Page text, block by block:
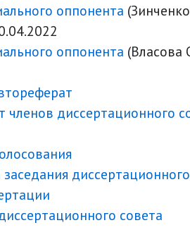
оппонента
оппонента (Власова
членов диссертационного
совета